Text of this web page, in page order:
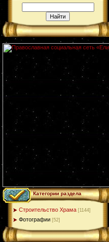
Категории раздела
Строительство Храма [1144]
Фотографии [52]